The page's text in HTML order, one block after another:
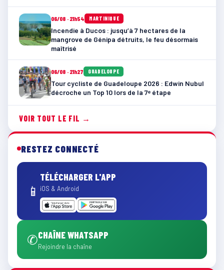
06/08 · 21h54 MARTINIQUE
Incendie à Ducos : jusqu’à 7 hectares de la
mangrove de Génipa détruits, le feu désormais
maîtrisé
06/08 · 21h27 GUADELOUPE
Tour cycliste de Guadeloupe 2026 : Edwin Nubul
décroche un Top 10 lors de la 7ᵉ étape
VOIR TOUT LE FIL →
RESTEZ CONNECTÉ
📱
TÉLÉCHARGER L'APP
iOS & Android
✆CHAÎNE WHATSAPP
Rejoindre la chaîne